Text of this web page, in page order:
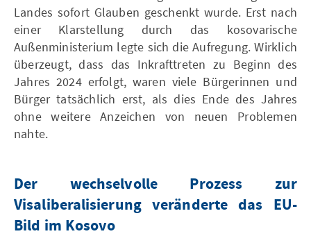
Landes sofort Glauben geschenkt wurde. Erst nach
einer Klarstellung durch das kosovarische
Außenministerium legte sich die Aufregung. Wirklich
überzeugt, dass das Inkrafttreten zu Beginn des
Jahres 2024 erfolgt, waren viele Bürgerinnen und
Bürger tatsächlich erst, als dies Ende des Jahres
ohne weitere Anzeichen von neuen Problemen
nahte.
Der wechselvolle Prozess zur
Visaliberalisierung veränderte das EU-
Bild im Kosovo